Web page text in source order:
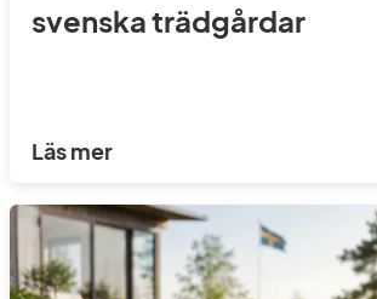
svenska trädgårdar
Läs mer